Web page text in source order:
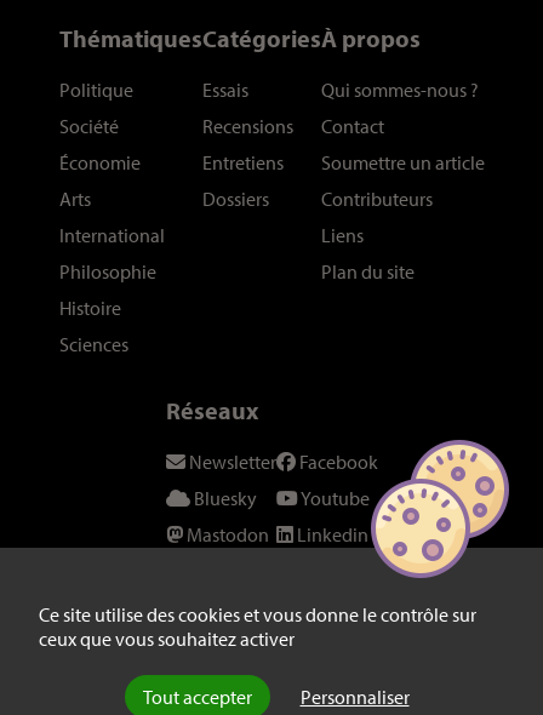
Ce site utilise des cookies et vous donne le contrôle sur
ceux que vous souhaitez activer
Tout accepter Personnaliser
Thématiques
Politique
Société
Économie
Arts
International
Philosophie
Histoire
Sciences
Catégories
Essais
Recensions
Entretiens
Dossiers
À propos
Qui sommes-nous ?
Contact
Soumettre un article
Contributeurs
Liens
Plan du site
Réseaux
Newsletter
Bluesky
Mastodon
Instagram
Twitter/X
Facebook
Youtube
Linkedin
Fil RSS